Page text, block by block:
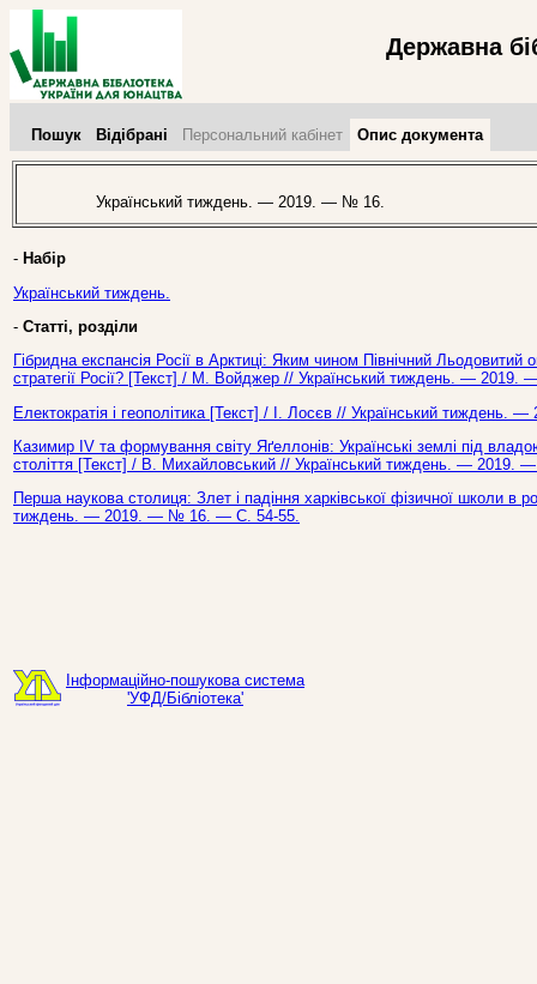
Державна
Пошук Відібрані Персональний кабінет Опис документа
Український тиждень. — 2019. — № 16.
- Набір
Український тиждень.
- Статті, розділи
Гібридна експансія Росії в Арктиці: Яким чином Північний Льодовитий
стратегії Росії? [Текст] / М. Войджер // Український тиждень. —
Електократія і геополітика [Текст] / І. Лосєв // Український
Казимир ІV та формування світу Яґеллонів: Українські землі під
століття [Текст] / В. Михайловський // Український тиждень. —
Перша наукова столиця: Злет і падіння харківської фізичної школи в
тиждень. — 2019. — № 16. — С. 54-55.
Інформаційно-пошукова система
'УФД/Бібліотека'